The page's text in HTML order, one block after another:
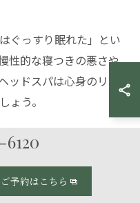
ぐっすり眠れた」とい
性的な寝つきの悪さや
ドスパは心身のリズ
ょう。
過ごし方
出すには、施術前後の
分をしっかり摂り、軽
ご予約はこちら